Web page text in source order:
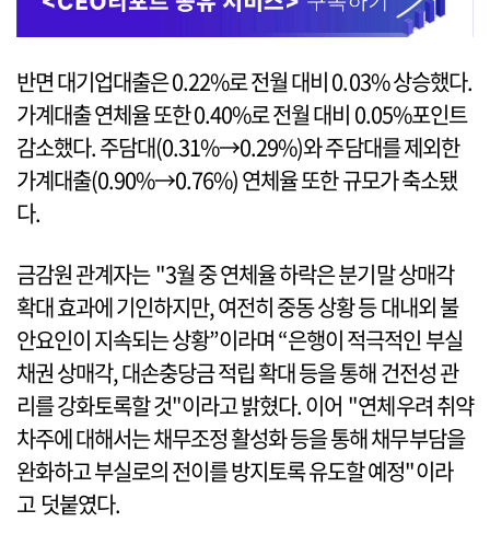
반면 대기업대출은 0.22%로 전월 대비 0.03% 상승했다.
가계대출 연체율 또한 0.40%로 전월 대비 0.05%포인트
감소했다. 주담대(0.31%→0.29%)와 주담대를 제외한
가계대출(0.90%→0.76%) 연체율 또한 규모가 축소됐
다.
금감원 관계자는 "3월 중 연체율 하락은 분기말 상매각
확대 효과에 기인하지만, 여전히 중동 상황 등 대내외 불
안요인이 지속되는 상황”이라며 “은행이 적극적인 부실
채권 상매각, 대손충당금 적립 확대 등을 통해 건전성 관
리를 강화토록할 것"이라고 밝혔다. 이어 "연체우려 취약
차주에 대해서는 채무조정 활성화 등을 통해 채무부담을
완화하고 부실로의 전이를 방지토록 유도할 예정"이라
고 덧붙였다.